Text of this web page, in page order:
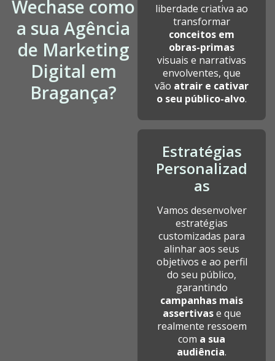
Wechase como
a sua Agência
de Marketing
Digital em
Bragança?
liberdade criativa ao
transformar
conceitos em
obras-primas
visuais e narrativas
envolventes, que
vão atrair e cativar
o seu público-alvo.
Estratégias
Personalizad
as
Vamos desenvolver
estratégias
customizadas para
alinhar aos seus
objetivos e ao perfil
do seu público,
garantindo
campanhas mais
assertivase que
realmente ressoem
com a sua
audiência.